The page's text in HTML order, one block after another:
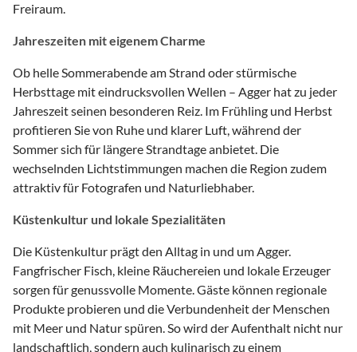
Freiraum.
Jahreszeiten mit eigenem Charme
Ob helle Sommerabende am Strand oder stürmische
Herbsttage mit eindrucksvollen Wellen – Agger hat zu jeder
Jahreszeit seinen besonderen Reiz. Im Frühling und Herbst
profitieren Sie von Ruhe und klarer Luft, während der
Sommer sich für längere Strandtage anbietet. Die
wechselnden Lichtstimmungen machen die Region zudem
attraktiv für Fotografen und Naturliebhaber.
Küstenkultur und lokale Spezialitäten
Die Küstenkultur prägt den Alltag in und um Agger.
Fangfrischer Fisch, kleine Räuchereien und lokale Erzeuger
sorgen für genussvolle Momente. Gäste können regionale
Produkte probieren und die Verbundenheit der Menschen
mit Meer und Natur spüren. So wird der Aufenthalt nicht nur
landschaftlich, sondern auch kulinarisch zu einem